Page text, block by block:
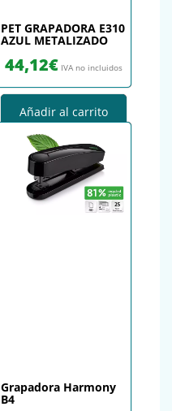
PET GRAPADORA E310
AZUL METALIZADO
44,12€ IVA no incluidos
Añadir al carrito
Grapadora Harmony
B4